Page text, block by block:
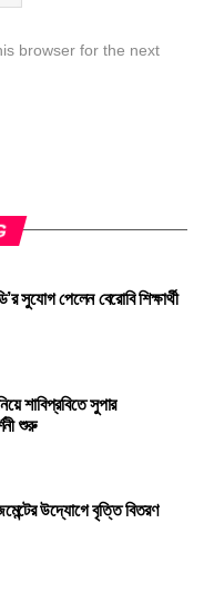
browser for the next
সুযোগ পেলেন বেরোবি শিক্ষার্থী
শাবিপ্রবিতে সুপার
শুরু
উদ্যোগে বৃত্তি বিতরণ